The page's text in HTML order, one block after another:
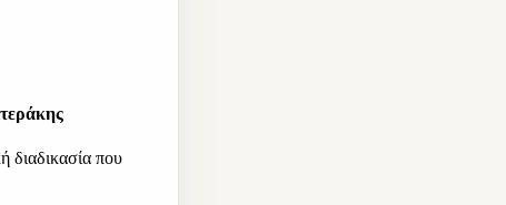
διαδικασία που